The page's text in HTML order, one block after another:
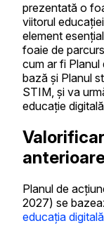
prezentată o
viitorul
element
foaie de
cum ar fi
bază și Planul
STIM, și va
educație
Planul de
2027) se
educația